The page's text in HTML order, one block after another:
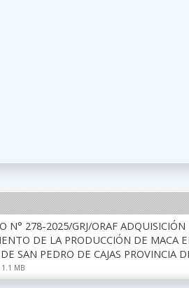
N° 278-2025/GRJ/ORAF
DE LA PRODUCCIÓN DE MACA
SAN PEDRO DE CAJAS PROVINCIA
MB